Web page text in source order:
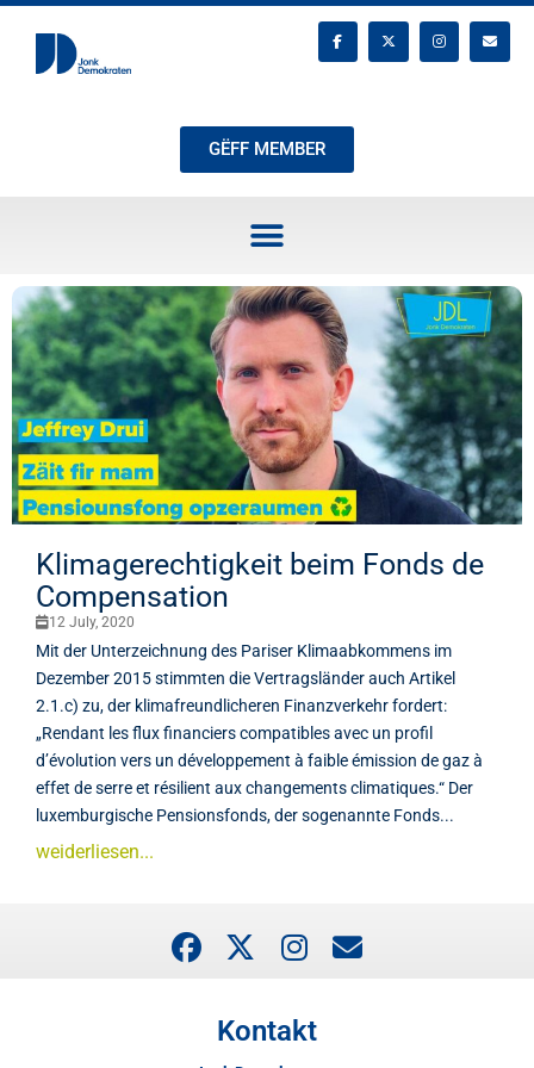
GËFF MEMBER
Klimagerechtigkeit beim Fonds de
Compensation
12 July, 2020
Mit der Unterzeichnung des Pariser Klimaabkommens im
Dezember 2015 stimmten die Vertragsländer auch Artikel
2.1.c) zu, der klimafreundlicheren Finanzverkehr fordert:
„Rendant les flux financiers compatibles avec un profil
d’évolution vers un développement à faible émission de gaz à
effet de serre et résilient aux changements climatiques.“ Der
luxemburgische Pensionsfonds, der sogenannte Fonds...
weiderliesen...
Kontakt